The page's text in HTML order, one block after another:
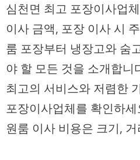
심천면 최고 포장이사업
이사 금액, 포장 이사 시
룸 포장부터 냉장고와 숨
야 할 모든 것을 소개합니
최고의 서비스와 저렴한
포장이사업체를 확인하
원룸 이사 비용은 크기,